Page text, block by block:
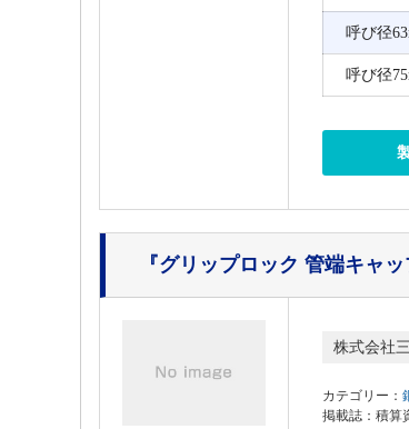
呼び径
呼び径
『グリップロック 管端キャッ
株式会社
カテゴリー：
掲載誌：積算